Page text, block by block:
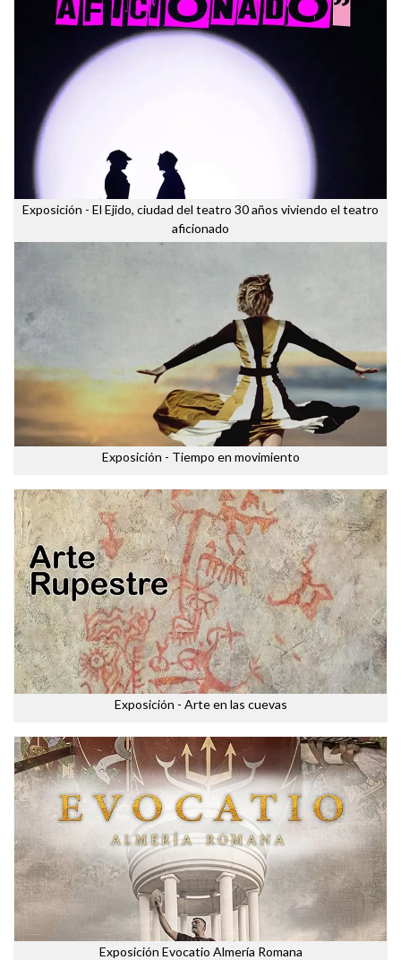
Exposición - El Ejido, ciudad del teatro 30 años viviendo el teatro
aficionado
Exposición - Tiempo en movimiento
Exposición - Arte en las cuevas
Exposición Evocatio Almería Romana